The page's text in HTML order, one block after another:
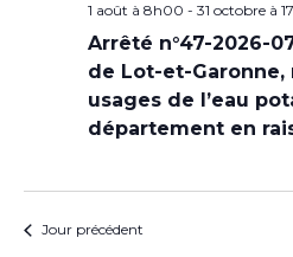
1 août à 8h00 - 31 octobre à
Arrêté n°47-2026-
de Lot-et-
usages de l’eau
département en
Jour précédent